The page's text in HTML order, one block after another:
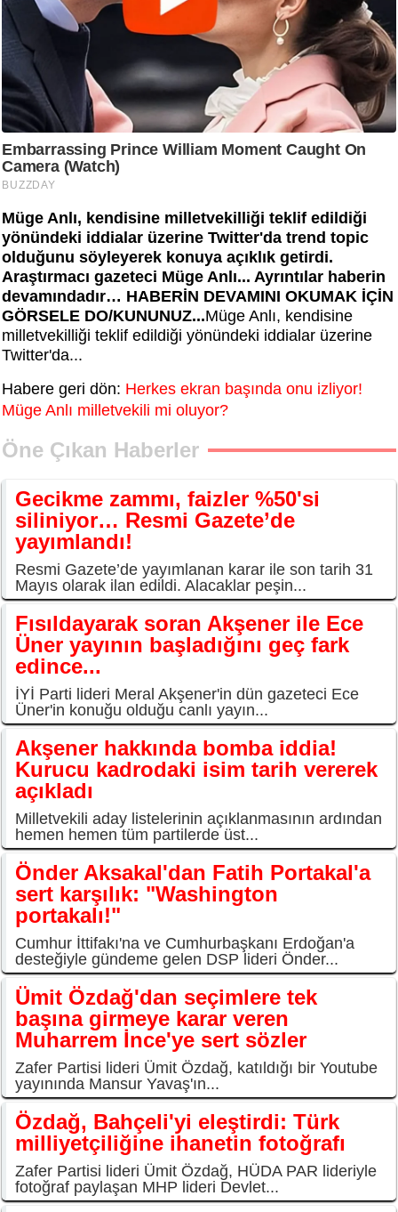
Müge Anlı, kendisine milletvekilliği teklif edildiği
yönündeki iddialar üzerine Twitter'da trend topic
olduğunu söyleyerek konuya açıklık getirdi.
Araştırmacı gazeteci Müge Anlı... Ayrıntılar haberin
devamındadır… HABERİN DEVAMINI OKUMAK İÇİN
GÖRSELE DO/KUNUNUZ...Müge Anlı, kendisine
milletvekilliği teklif edildiği yönündeki iddialar üzerine
Twitter'da...
Habere geri dön: Herkes ekran başında onu izliyor!
Müge Anlı milletvekili mi oluyor?
Öne Çıkan Haberler
Gecikme zammı, faizler %50'si
siliniyor… Resmi Gazete’de
yayımlandı!
Resmi Gazete’de yayımlanan karar ile son tarih 31
Mayıs olarak ilan edildi. Alacaklar peşin...
Fısıldayarak soran Akşener ile Ece
Üner yayının başladığını geç fark
edince...
İYİ Parti lideri Meral Akşener'in dün gazeteci Ece
Üner'in konuğu olduğu canlı yayın...
Akşener hakkında bomba iddia!
Kurucu kadrodaki isim tarih vererek
açıkladı
Milletvekili aday listelerinin açıklanmasının ardından
hemen hemen tüm partilerde üst...
Önder Aksakal'dan Fatih Portakal'a
sert karşılık: "Washington
portakalı!"
Cumhur İttifakı'na ve Cumhurbaşkanı Erdoğan'a
desteğiyle gündeme gelen DSP lideri Önder...
Ümit Özdağ'dan seçimlere tek
başına girmeye karar veren
Muharrem İnce'ye sert sözler
Zafer Partisi lideri Ümit Özdağ, katıldığı bir Youtube
yayınında Mansur Yavaş'ın...
Özdağ, Bahçeli'yi eleştirdi: Türk
milliyetçiliğine ihanetin fotoğrafı
Zafer Partisi lideri Ümit Özdağ, HÜDA PAR lideriyle
fotoğraf paylaşan MHP lideri Devlet...